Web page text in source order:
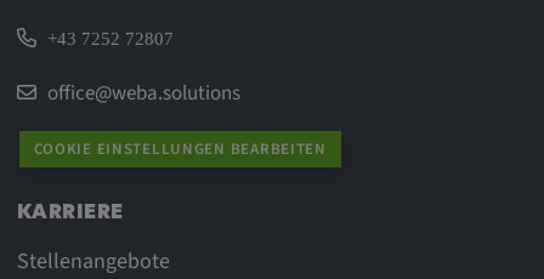
+43 7252 72807
office@weba.solutions
COOKIE EINSTELLUNGEN BEARBEITEN
KARRIERE
Stellenangebote